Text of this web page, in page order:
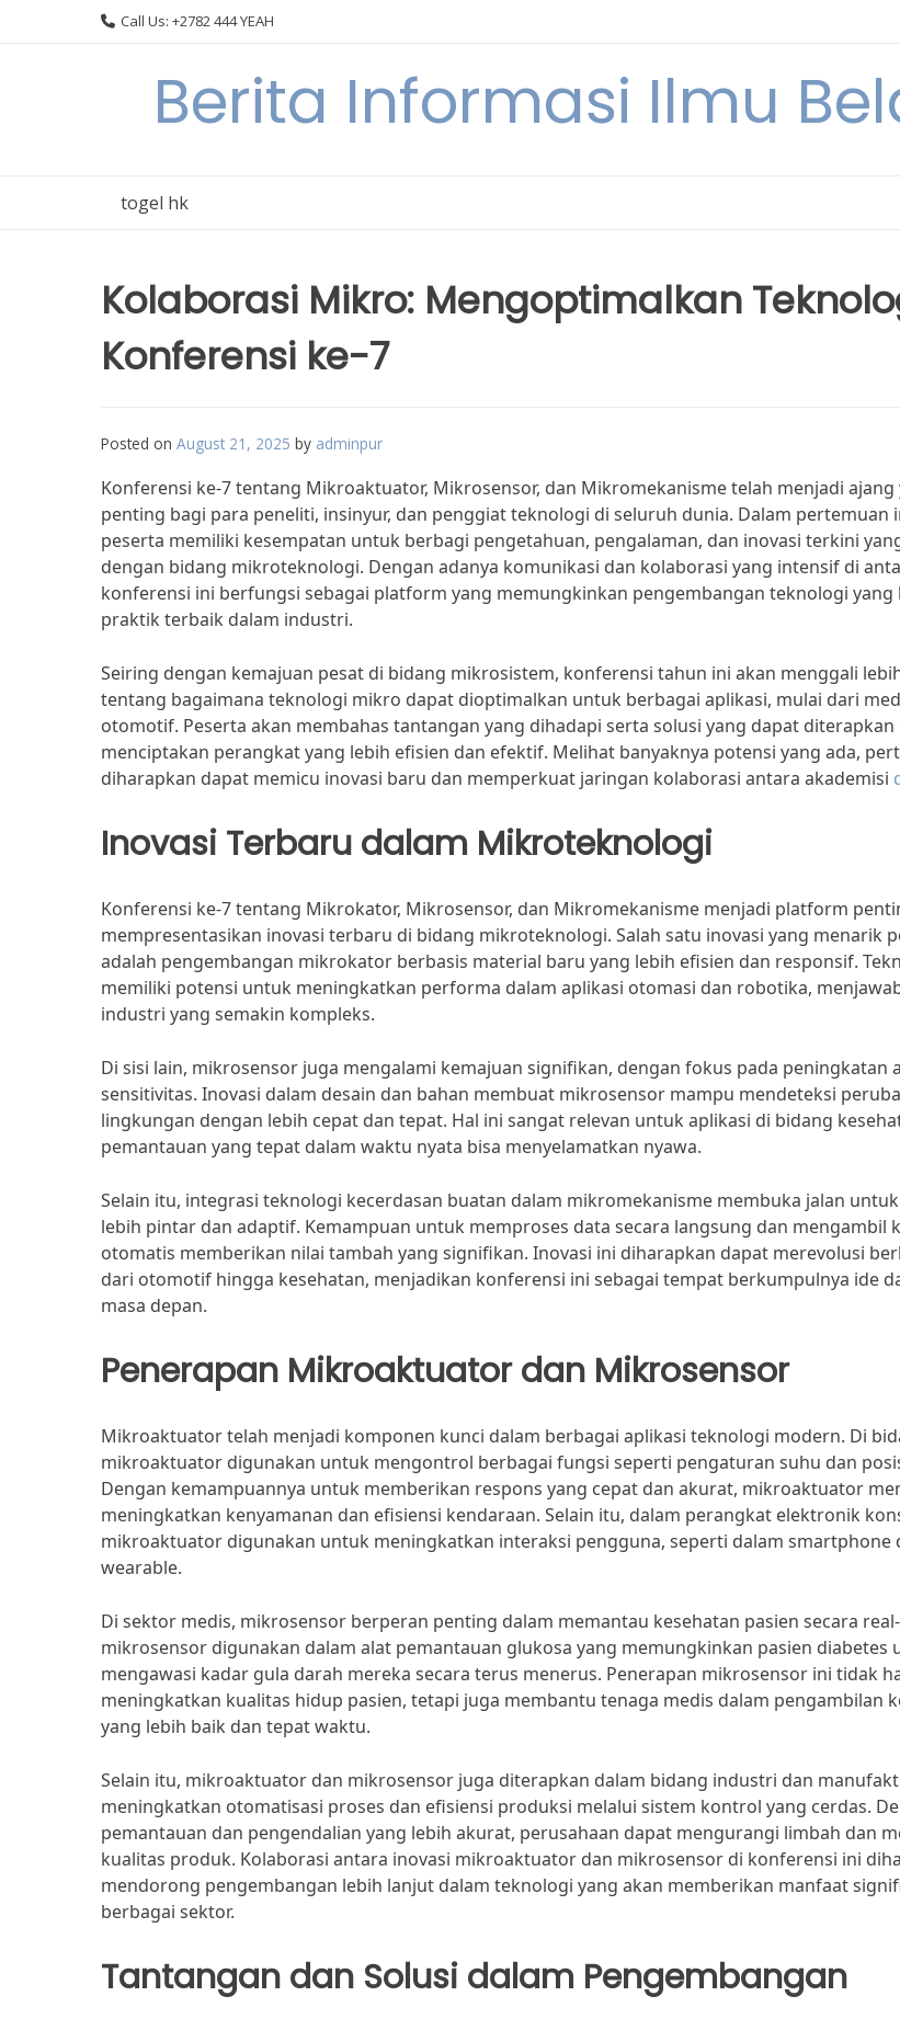
Call Us: +2782 444 YEAH
Berita Informasi Ilmu
togel hk
Kolaborasi Mikro: Mengoptimalkan
Konferensi ke-7
Posted on August 21, 2025 by adminpur
Konferensi ke-7 tentang Mikroaktuator, Mikrosensor, dan Mikromekanisme telah menjadi ajang
penting bagi para peneliti, insinyur, dan penggiat teknologi di seluruh dunia. Dalam pertemuan
peserta memiliki kesempatan untuk berbagi pengetahuan, pengalaman, dan inovasi terkini
dengan bidang mikroteknologi. Dengan adanya komunikasi dan kolaborasi yang intensif di
konferensi ini berfungsi sebagai platform yang memungkinkan pengembangan teknologi yang
praktik terbaik dalam industri.
Seiring dengan kemajuan pesat di bidang mikrosistem, konferensi tahun ini akan menggali
tentang bagaimana teknologi mikro dapat dioptimalkan untuk berbagai aplikasi, mulai dari
otomotif. Peserta akan membahas tantangan yang dihadapi serta solusi yang dapat
menciptakan perangkat yang lebih efisien dan efektif. Melihat banyaknya potensi yang ada,
diharapkan dapat memicu inovasi baru dan memperkuat jaringan kolaborasi antara akademisi
Inovasi Terbaru dalam Mikroteknologi
Konferensi ke-7 tentang Mikrokator, Mikrosensor, dan Mikromekanisme menjadi platform
mempresentasikan inovasi terbaru di bidang mikroteknologi. Salah satu inovasi yang menarik
adalah pengembangan mikrokator berbasis material baru yang lebih efisien dan responsif.
memiliki potensi untuk meningkatkan performa dalam aplikasi otomasi dan robotika,
industri yang semakin kompleks.
Di sisi lain, mikrosensor juga mengalami kemajuan signifikan, dengan fokus pada peningkatan
sensitivitas. Inovasi dalam desain dan bahan membuat mikrosensor mampu mendeteksi
lingkungan dengan lebih cepat dan tepat. Hal ini sangat relevan untuk aplikasi di bidang
pemantauan yang tepat dalam waktu nyata bisa menyelamatkan nyawa.
Selain itu, integrasi teknologi kecerdasan buatan dalam mikromekanisme membuka jalan
lebih pintar dan adaptif. Kemampuan untuk memproses data secara langsung dan mengambil
otomatis memberikan nilai tambah yang signifikan. Inovasi ini diharapkan dapat merevolusi
dari otomotif hingga kesehatan, menjadikan konferensi ini sebagai tempat berkumpulnya ide
masa depan.
Penerapan Mikroaktuator dan Mikrosensor
Mikroaktuator telah menjadi komponen kunci dalam berbagai aplikasi teknologi modern. Di
mikroaktuator digunakan untuk mengontrol berbagai fungsi seperti pengaturan suhu dan
Dengan kemampuannya untuk memberikan respons yang cepat dan akurat, mikroaktuator
meningkatkan kenyamanan dan efisiensi kendaraan. Selain itu, dalam perangkat elektronik
mikroaktuator digunakan untuk meningkatkan interaksi pengguna, seperti dalam smartphone
wearable.
Di sektor medis, mikrosensor berperan penting dalam memantau kesehatan pasien secara
mikrosensor digunakan dalam alat pemantauan glukosa yang memungkinkan pasien diabetes
mengawasi kadar gula darah mereka secara terus menerus. Penerapan mikrosensor ini tidak
meningkatkan kualitas hidup pasien, tetapi juga membantu tenaga medis dalam pengambilan
yang lebih baik dan tepat waktu.
Selain itu, mikroaktuator dan mikrosensor juga diterapkan dalam bidang industri dan
meningkatkan otomatisasi proses dan efisiensi produksi melalui sistem kontrol yang cerdas.
pemantauan dan pengendalian yang lebih akurat, perusahaan dapat mengurangi limbah dan
kualitas produk. Kolaborasi antara inovasi mikroaktuator dan mikrosensor di konferensi ini
mendorong pengembangan lebih lanjut dalam teknologi yang akan memberikan manfaat
berbagai sektor.
Tantangan dan Solusi dalam Pengembangan